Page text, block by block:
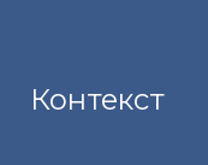
Контекст